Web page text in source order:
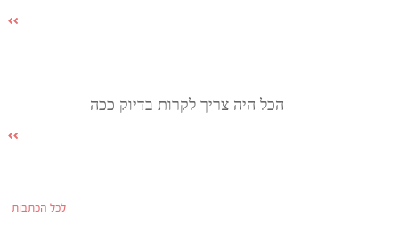
הכל היה צריך לקרות בדיוק ככה
לכל הכתבות